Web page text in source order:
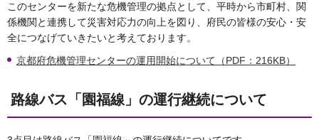
このセンターを新たな危機管理の拠点として、平時から市町村、関
係機関と連携して災害対応力の向上を図り、府民の皆様の安心・安
全につなげていきたいと考えております。
京都府危機管理センターの運用開始について（PDF：216KB）
路線バス「園福線」の運行継続について